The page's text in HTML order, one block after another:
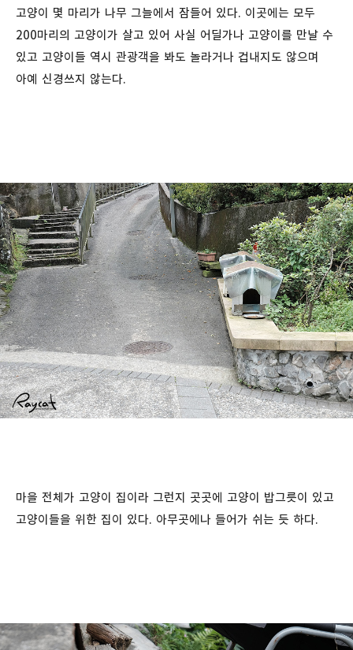
고양이 몇 마리가 나무 그늘에서 잠들어 있다. 이곳에는 모두
200마리의 고양이가 살고 있어 사실 어딜가나 고양이를 만날 수
있고 고양이들 역시 관광객을 봐도 놀라거나 겁내지도 않으며
아예 신경쓰지 않는다.
마을 전체가 고양이 집이라 그런지 곳곳에 고양이 밥그릇이 있고
고양이들을 위한 집이 있다. 아무곳에나 들어가 쉬는 듯 하다.